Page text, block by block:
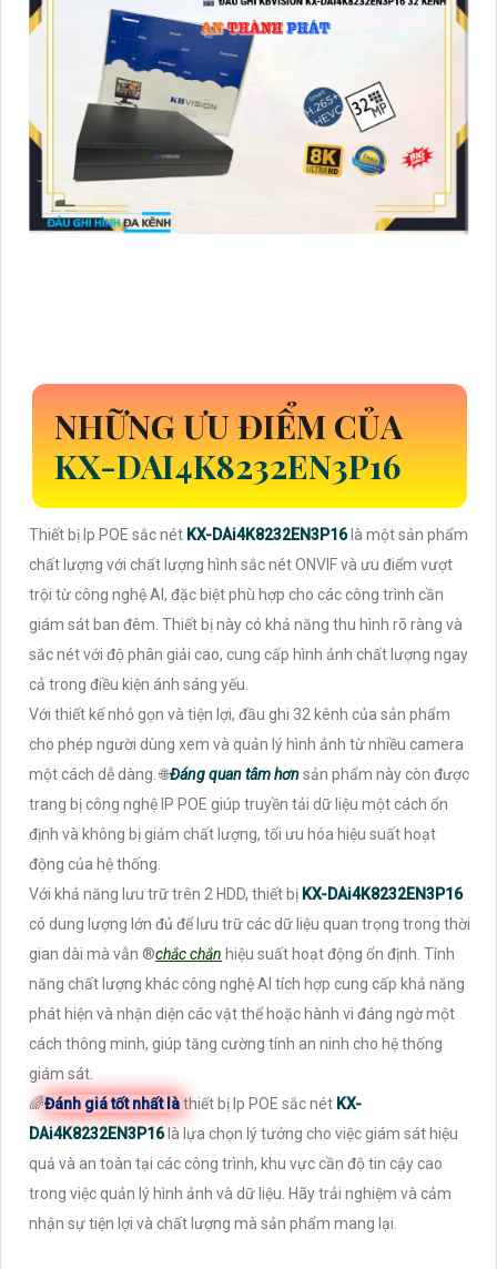
NHỮNG ƯU ĐIỂM CỦA
KX-DAI4K8232EN3P16
Thiết bị Ip POE sắc nét KX-DAi4K8232EN3P16 là một sản phẩm
chất lượng với chất lượng hình sắc nét ONVIF và ưu điểm vượt
trội từ công nghệ AI, đặc biệt phù hợp cho các công trình cần
giám sát ban đêm. Thiết bị này có khả năng thu hình rõ ràng và
sắc nét với độ phân giải cao, cung cấp hình ảnh chất lượng ngay
cả trong điều kiện ánh sáng yếu.
Với thiết kế nhỏ gọn và tiện lợi, đầu ghi 32 kênh của sản phẩm
cho phép người dùng xem và quản lý hình ảnh từ nhiều camera
một cách dễ dàng. 🌐Đáng quan tâm hơnsản phẩm này còn được
trang bị công nghệ IP POE giúp truyền tải dữ liệu một cách ổn
định và không bị giảm chất lượng, tối ưu hóa hiệu suất hoạt
động của hệ thống.
Với khả năng lưu trữ trên 2 HDD, thiết bị KX-DAi4K8232EN3P16
có dung lượng lớn đủ để lưu trữ các dữ liệu quan trọng trong thời
gian dài mà vẫn ®️chắc chắn hiệu suất hoạt động ổn định. Tính
năng chất lượng khác công nghệ AI tích hợp cung cấp khả năng
phát hiện và nhận diện các vật thể hoặc hành vi đáng ngờ một
cách thông minh, giúp tăng cường tính an ninh cho hệ thống
giám sát.
🌈Đánh giá tốt nhất làthiết bị Ip POE sắc nét KX-
DAi4K8232EN3P16 là lựa chọn lý tưởng cho việc giám sát hiệu
quả và an toàn tại các công trình, khu vực cần độ tin cậy cao
trong việc quản lý hình ảnh và dữ liệu. Hãy trải nghiệm và cảm
nhận sự tiện lợi và chất lượng mà sản phẩm mang lại.